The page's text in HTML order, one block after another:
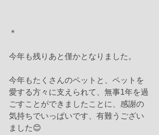
＊
今年も残りあと僅かとなりました。
今年もたくさんのペットと、ペットを
愛する方々に支えられて、無事1年を過
ごすことができましたことに、感謝の
気持ちでいっぱいです、有難うござい
ました😊